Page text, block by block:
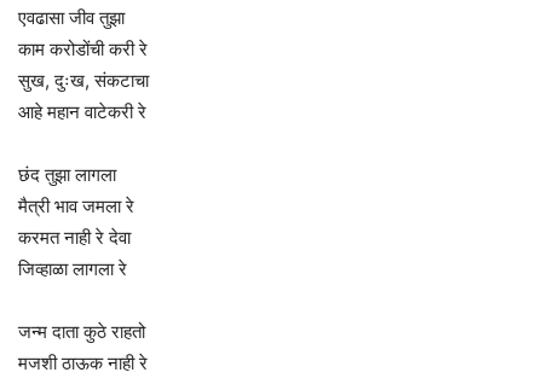
एवढासा जीव तुझा
काम करोडोंची करी रे
सुख, दुःख, संकटाचा
आहे महान वाटेकरी रे
छंद तुझा लागला
मैत्री भाव जमला रे
करमत नाही रे देवा
जिव्हाळा लागला रे
जन्म दाता कुठे राहतो
मजशी ठाऊक नाही रे